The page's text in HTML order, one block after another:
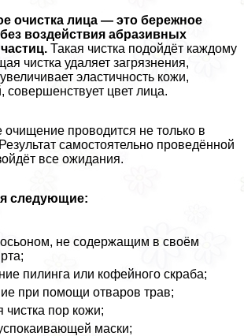
очистка лица — это бережное
воздействия абразивных
Такая чистка подойдёт каждому
чистка удаляет загрязнения,
эластичность кожи,
совершенствует цвет лица.
очищение проводится не только в
самостоятельно проведённой
все ожидания.
следующие:
не содержащим в своём
пилинга или кофейного скpaба;
при помощи отваров трав;
чистка пор кожи;
маски;